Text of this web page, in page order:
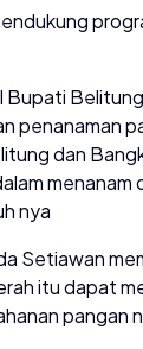
Bupati
penanaman
dan
menanam
nya
Setiawan
itu dapat
pangan